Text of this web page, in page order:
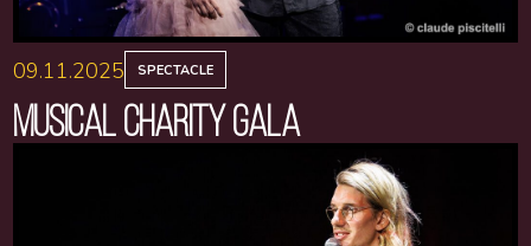
09.11.2025 SPECTACLE
MUSICAL CHARITY GALA